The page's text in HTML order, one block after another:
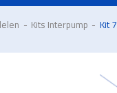
- Kits Interpump - Kit